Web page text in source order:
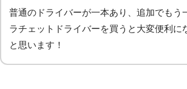
普通のドライバーが一本あり、追加でもう
ラチェットドライバーを買うと大変便利に
と思います！